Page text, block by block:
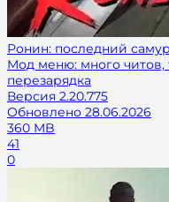
Ронин: последний
Мод меню: много читов,
перезарядка
Версия 2.20.775
Обновлено 28.06.2026
360 MB
41
0